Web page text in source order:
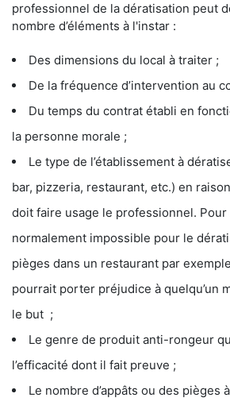
professionnel de la dératisation peut
nombre d’éléments à l'instar :
Des dimensions du local à traiter ;
De la fréquence d’intervention au
Du temps du contrat établi en
la personne morale ;
Le type de l’établissement à
bar, pizzeria, restaurant, etc.) en
doit faire usage le professionnel. Pour
normalement impossible pour le
pièges dans un restaurant par
pourrait porter préjudice à quelqu’un
le but ;
Le genre de produit anti-rongeur
l’efficacité dont il fait preuve ;
Le nombre d’appâts ou des pièges